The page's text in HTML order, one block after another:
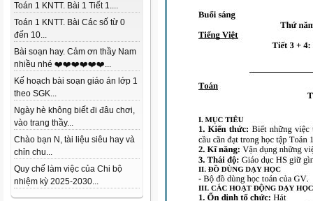
Toán 1 KNTT. Bài 1 Tiết 1....
Toán 1 KNTT. Bài Các số từ 0
đến 10...
Bài soạn hay. Cảm ơn thầy Nam
nhiều nhé ❤️❤️❤️❤️❤️❤️...
Kế hoạch bài soạn giáo án lớp 1
theo SGK...
Ngày hè không biết đi đâu chơi,
vào trang thầy...
Chào bạn N, tài liệu siêu hay và
chỉn chu...
Quy chế làm việc của Chi bộ
nhiệm kỳ 2025-2030...